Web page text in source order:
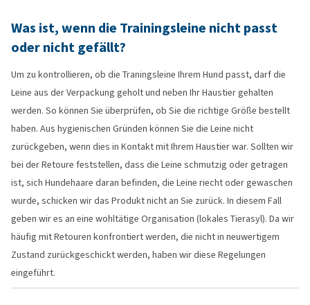
Was ist, wenn die Trainingsleine nicht passt
oder nicht gefällt?
Um zu kontrollieren, ob die Traningsleine Ihrem Hund passt, darf die
Leine aus der Verpackung geholt und neben Ihr Haustier gehalten
werden. So können Sie überprüfen, ob Sie die richtige Größe bestellt
haben. Aus hygienischen Gründen können Sie die Leine nicht
zurückgeben, wenn dies in Kontakt mit Ihrem Haustier war. Sollten wir
bei der Retoure feststellen, dass die Leine schmutzig oder getragen
ist, sich Hundehaare daran befinden, die Leine riecht oder gewaschen
wurde, schicken wir das Produkt nicht an Sie zurück. In diesem Fall
geben wir es an eine wohltätige Organisation (lokales Tierasyl). Da wir
häufig mit Retouren konfrontiert werden, die nicht in neuwertigem
Zustand zurückgeschickt werden, haben wir diese Regelungen
eingeführt.